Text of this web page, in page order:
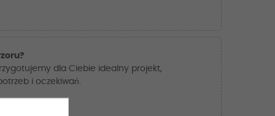
dla Ciebie idealny projekt,
i oczekiwań.